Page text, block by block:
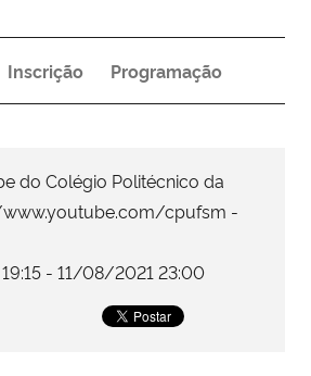
Inscrição Programação
do Colégio Politécnico da
cpufsm -
- 11/08/2021 23:00